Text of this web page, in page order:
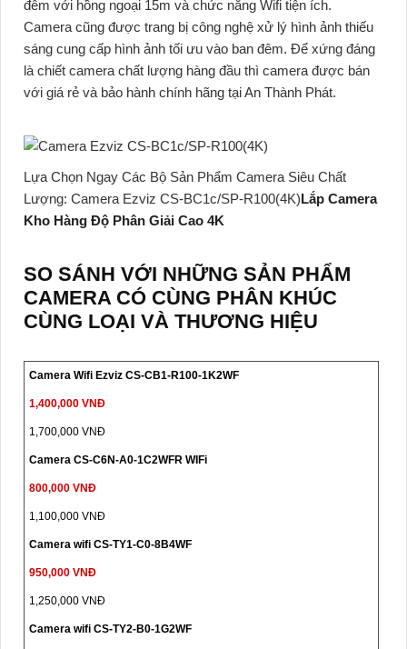
đêm với hồng ngoại 15m và chức năng Wifi tiện ích.
Camera cũng được trang bị công nghệ xử lý hình ảnh thiếu
sáng cung cấp hình ảnh tối ưu vào ban đêm. Để xứng đáng
là chiết camera chất lượng hàng đầu thì camera được bán
với giá rẻ và bảo hành chính hãng tại An Thành Phát.
Lựa Chọn Ngay Các Bộ Sản Phẩm Camera Siêu Chất
Lượng: Camera Ezviz CS-BC1c/SP-R100(4K)Lắp Camera
Kho Hàng Độ Phân Giải Cao 4K
SO SÁNH VỚI NHỮNG SẢN PHẨM
CAMERA CÓ CÙNG PHÂN KHÚC
CÙNG LOẠI VÀ THƯƠNG HIỆU
Camera Wifi Ezviz CS-CB1-R100-1K2WF
1,400,000 VNĐ
1,700,000 VNĐ
Camera CS-C6N-A0-1C2WFR WIFi
800,000 VNĐ
1,100,000 VNĐ
Camera wifi CS-TY1-C0-8B4WF
950,000 VNĐ
1,250,000 VNĐ
Camera wifi CS-TY2-B0-1G2WF